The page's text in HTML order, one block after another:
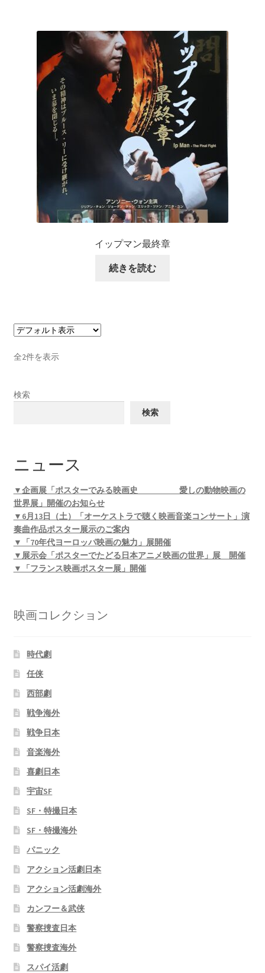
イップマン最終章
続きを読む
全2件を表示
検索
検索
ニュース
▼企画展「ポスターでみる映画史 愛しの動物映画の
世界展」開催のお知らせ
▼6月13日（土）「オーケストラで聴く映画音楽コンサート」演
奏曲作品ポスター展示のご案内
▼「70年代ヨーロッパ映画の魅力」展開催
▼展示会「ポスターでたどる日本アニメ映画の世界」展 開催
▼「フランス映画ポスター展」開催
映画コレクション
時代劇
任侠
西部劇
戦争海外
戦争日本
音楽海外
喜劇日本
宇宙SF
SF・特撮日本
SF・特撮海外
パニック
アクション活劇日本
アクション活劇海外
カンフー＆武侠
警察捜査日本
警察捜査海外
スパイ活劇